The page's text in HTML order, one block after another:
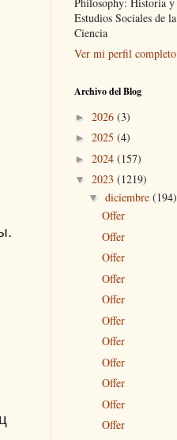
Estudios Sociales de la
Ciencia
Ver mi perfil completo
Archivo del Blog
► 2026 (3)
► 2025 (4)
► 2024 (157)
▼ 2023 (1219)
▼ diciembre (194)
Offer
Offer
Offer
Offer
Offer
Offer
Offer
Offer
Offer
Offer
Offer